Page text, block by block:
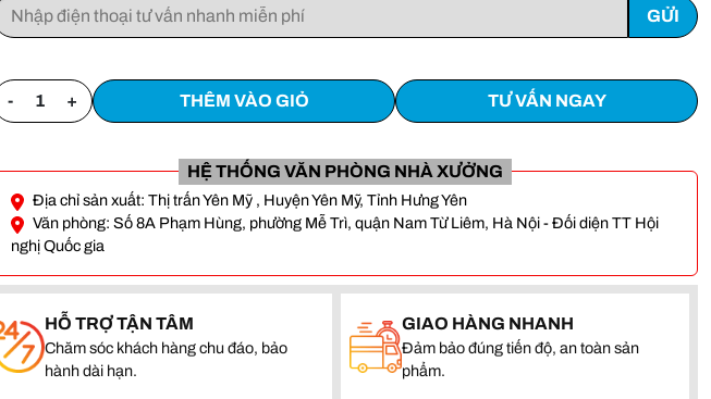
- + THÊM VÀO GIỎ TƯ VẤN NGAY
HỆ THỐNG VĂN PHÒNG NHÀ XƯỞNG
Địa chỉ sản xuất: Thị trấn Yên Mỹ , Huyện Yên Mỹ, Tỉnh Hưng Yên
Văn phòng: Số 8A Phạm Hùng, phường Mễ Trì, quận Nam Từ Liêm, Hà Nội - Đối diện TT Hội
nghị Quốc gia
HỖ TRỢ TẬN TÂM
Chăm sóc khách hàng chu đáo, bảo
hành dài hạn.
GIAO HÀNG NHANH
Đảm bảo đúng tiến độ, an toàn sản
phẩm.